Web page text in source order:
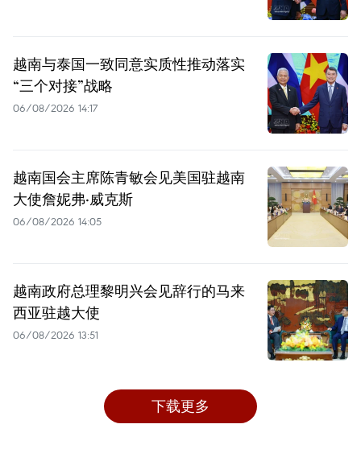
越南与泰国一致同意实质性推动落实
“三个对接”战略
06/08/2026 14:17
越南国会主席陈青敏会见美国驻越南
大使詹妮弗·威克斯
06/08/2026 14:05
越南政府总理黎明兴会见辞行的马来
西亚驻越大使
06/08/2026 13:51
下载更多